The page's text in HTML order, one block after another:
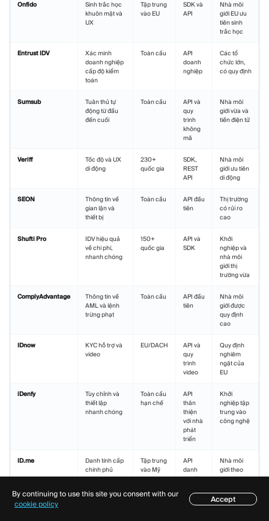
Onfido
Sinh trắc học
khuôn mặt và
UX
Tập trung
vào EU
SDK và
API
Nhà môi
giới EU ưu
tiên sinh
trắc học
Entrust IDV
Xác minh
doanh nghiệp
cấp độ kiểm
toán
Toàn cầu
API
doanh
nghiệp
Các tổ
chức lớn,
có quy định
Sumsub
Tuân thủ tự
động từ đầu
đến cuối
Toàn cầu
API và
quy
trình
không
mã
Nhà môi
giới vừa và
tiền điện tử
Veriff
Tốc độ và UX
di động
230+
quốc gia
SDK,
REST
API
Nhà môi
giới ưu tiên
di động
SEON
Thông tin về
gian lận và
thiết bị
Toàn cầu
API đầu
tiên
Thị trường
có rủi ro
cao
Shufti Pro
IDV hiệu quả
về chi phí,
nhanh chóng
150+
quốc gia
API và
SDK
Khởi
nghiệp và
nhà môi
giới thị
trường vừa
ComplyAdvantage
Thông tin về
AML và lệnh
trừng phạt
Toàn cầu
API đầu
tiên
Nhà môi
giới được
quy định
cao
IDnow
KYC hỗ trợ và
video
EU/DACH
API và
quy
trình
video
Quy định
nghiêm
ngặt của
EU
iDenfy
Tùy chỉnh và
thiết lập
nhanh chóng
Toàn cầu
hạn chế
API
thân
thiện
với nhà
phát
triển
Khởi
nghiệp tập
trung vào
công nghệ
ID.me
Danh tính cấp
chính phủ
Tập trung
vào Mỹ
API
danh
tính liên
Nhà môi
giới theo
quy định
Mục lục
By continuing to use this site you consent with our
cookie policy
Accept